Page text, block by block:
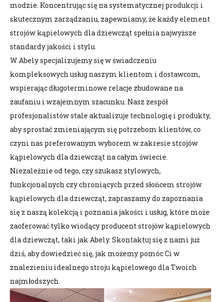
modzie. Koncentrując się na systematycznej produkcji i
skutecznym zarządzaniu, zapewniamy, że każdy element
strojów kąpielowych dla dziewcząt spełnia najwyższe
standardy jakości i stylu.
W Abely specjalizujemy się w świadczeniu
kompleksowych usług naszym klientom i dostawcom,
wspierając długoterminowe relacje zbudowane na
zaufaniu i wzajemnym szacunku. Nasz zespół
profesjonalistów stale aktualizuje technologię i produkty,
aby sprostać zmieniającym się potrzebom klientów, co
czyni nas preferowanym wyborem w zakresie strojów
kąpielowych dla dziewcząt na całym świecie.
Niezależnie od tego, czy szukasz stylowych,
funkcjonalnych czy chroniących przed słońcem strojów
kąpielowych dla dziewcząt, zapraszamy do zapoznania
się z naszą kolekcją i poznania jakości i usług, które może
zaoferować tylko wiodący producent strojów kąpielowych
dla dziewcząt, taki jak Abely. Skontaktuj się z nami już
dziś, aby dowiedzieć się, jak możemy pomóc Ci w
znalezieniu idealnego stroju kąpielowego dla Twoich
najmłodszych.